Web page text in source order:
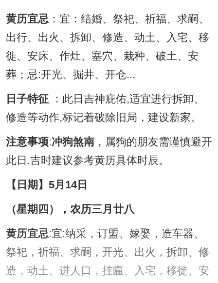
黄历宜忌：宜：结婚、祭祀、祈福、求嗣、
出行、出火、拆卸、修造、动土、入宅、移
徙、安床、作灶、塞穴、栽种、破土、安
葬；忌:开光、掘井、开仓...
日子特征
：此日吉神庇佑,适宜进行拆卸、
修造等动作,标记着破除旧局，建设新家。
注意事项:冲狗煞南，属狗的朋友需谨慎避开
此日.吉时建议参考黄历具体时辰。
【日期】5月14日
（星期四），农历三月廿八
黄历宜忌:宜:纳采，订盟、嫁娶，造车器、
祭祀，祈福、求嗣，开光、出火，拆卸、修
造，动土、进人口，挂匾、入宅，移徙、安